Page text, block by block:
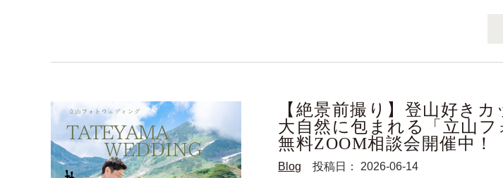
【絶景前撮り】登山好き
大自然に包まれる「立山フ
無料ZOOM相談会開催中！
Blog 投稿日： 2026-06-14